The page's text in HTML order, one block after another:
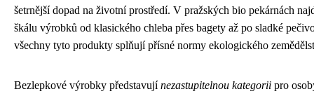
šetrnější dopad na životní prostředí. V pražských bio pekárnách
škálu výrobků od klasického chleba přes bagety až po sladké
všechny tyto produkty splňují přísné normy ekologického
Bezlepkové výrobky představujínezastupitelnou kategorii pro